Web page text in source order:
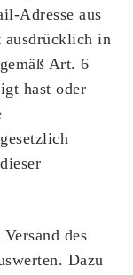
Adresse aus
ausdrücklich in
Art. 6
hast oder
des
Dazu